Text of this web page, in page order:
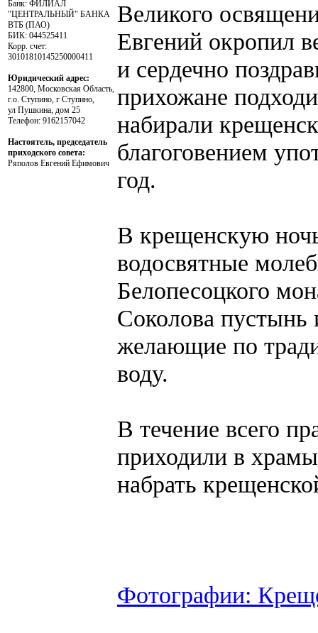
Банк: ФИЛИАЛ
"ЦЕНТРАЛЬНЫЙ" БАНКА
ВТБ (ПАО)
БИК: 044525411
Корр. счет:
30101810145250000411
Юридический адрес:
142800, Московская Область,
г.о. Ступино, г Ступино,
ул Пушкина, дом 25
Телефон: 9162157042
Настоятель, председатель
приходского совета:
Ряполов Евгений Ефимович
Великого
Евгений окропил
и сердечно
прихожане
набирали
благоговением
год.
В крещенскую
водосвятные
Белопесоцкого
Соколова пустынь
желающие по
воду.
В течение всего
приходили в
набрать
Фотографии: